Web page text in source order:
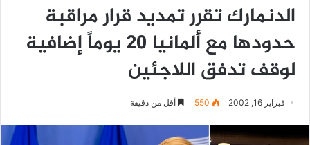
الدنمارك تقرر تمديد قرار مراقبة
حدودها مع ألمانيا 20 يوماً إضافية
لوقف تدفق اللاجئين
فبراير 16, 2002 550 أقل من دقيقة